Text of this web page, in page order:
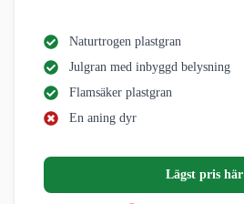
Naturtrogen plastgran
Julgran med inbyggd belysning
Flamsäker plastgran
En aning dyr
Lägst pris här